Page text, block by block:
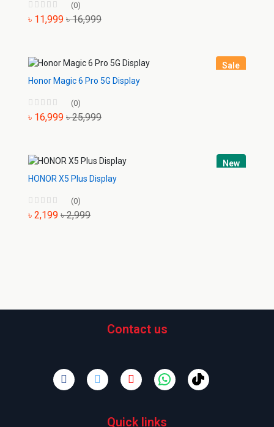
(0)
৳ 11,999 ৳ 16,999
Sale
Honor Magic 6 Pro 5G Display
(0)
৳ 16,999 ৳ 25,999
New
HONOR X5 Plus Display
(0)
৳ 2,199 ৳ 2,999
Contact us
Quick links